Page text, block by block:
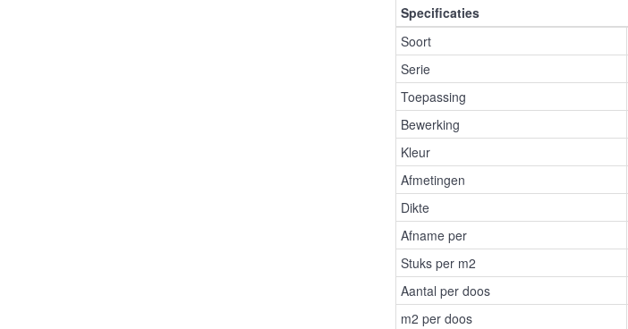
Specificaties
Soort
Serie
Toepassing
Bewerking
Kleur
Afmetingen
Dikte
Afname per
Stuks per m2
Aantal per doos
m2 per doos